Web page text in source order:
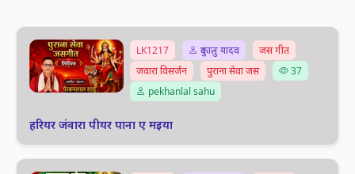
LK1217 दुकालु यादव
जस गीत
जवारा विसर्जन
पुराना सेवा जस
37
pekhanlal sahu
हरियर जंवारा पीयर पाना ए मइया